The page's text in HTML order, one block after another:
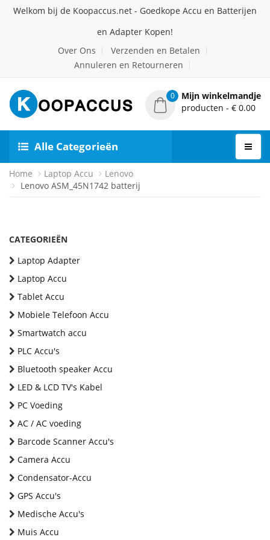
Welkom bij de Koopaccus.net - Goedkope Accu en Batterijen
en Adapter Kopen!
Over Ons
Verzenden en Betalen
Annuleren en Retourneren
0
Mijn winkelmandje
producten - € 0.00
Alle Categorieën
Home Laptop Accu
Lenovo
Lenovo ASM_45N1742 batterij
CATEGORIEËN
Laptop Adapter
Laptop Accu
Tablet Accu
Mobiele Telefoon Accu
Smartwatch accu
PLC Accu's
Bluetooth speaker Accu
LED & LCD TV's Kabel
PC Voeding
AC / AC voeding
Barcode Scanner Accu's
Camera Accu
Condensator-Accu
GPS Accu's
Medische Accu's
Muis Accu